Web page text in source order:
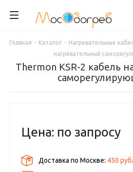
Главная - Каталог - Нагревательные
нагревательный
Thermon KSR-2 кабель
Цена: по запросу
Доставка по Москве: 450